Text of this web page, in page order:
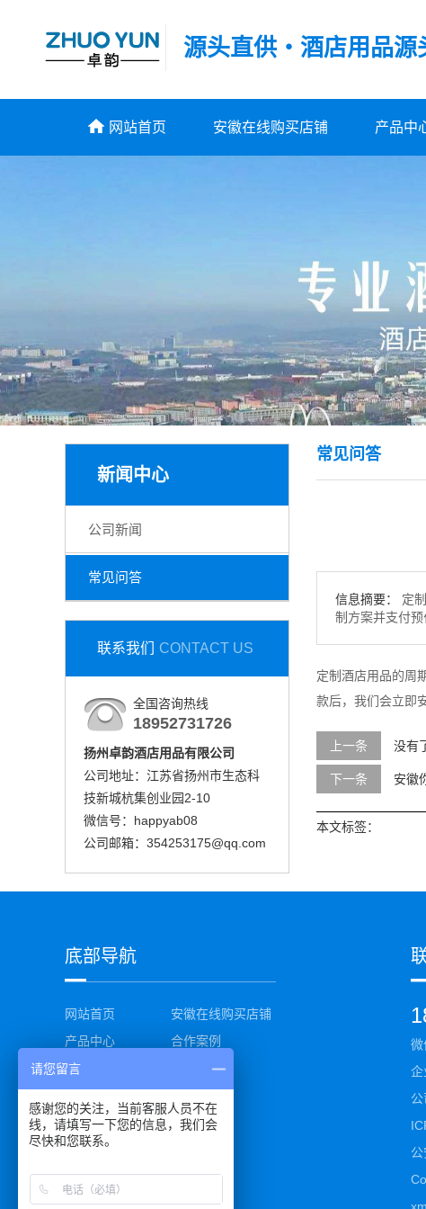
源头直供・酒店用品源
网站首页 安徽在线购买店铺 产品中
新闻中心
公司新闻
常见问答
联系我们 CONTACT US
全国咨询热线
18952731726
扬州卓韵酒店用品有限公司
公司地址：江苏省扬州市生态科
技新城杭集创业园2-10
微信号：happyab08
公司邮箱：354253175@qq.com
常见问答
信息摘要： 定
制方案并支付
定制酒店用品的周
款后，我们会立即
上一条 没有
下一条 安徽
本文标签：
底部导航
网站首页
安徽在线购买店铺
产品中心
合作案例
新闻中心
关于我们
微
企
公
请您留言
感谢您的关注，当前客服人员不在
线，请填写一下您的信息，我们会
尽快和您联系。